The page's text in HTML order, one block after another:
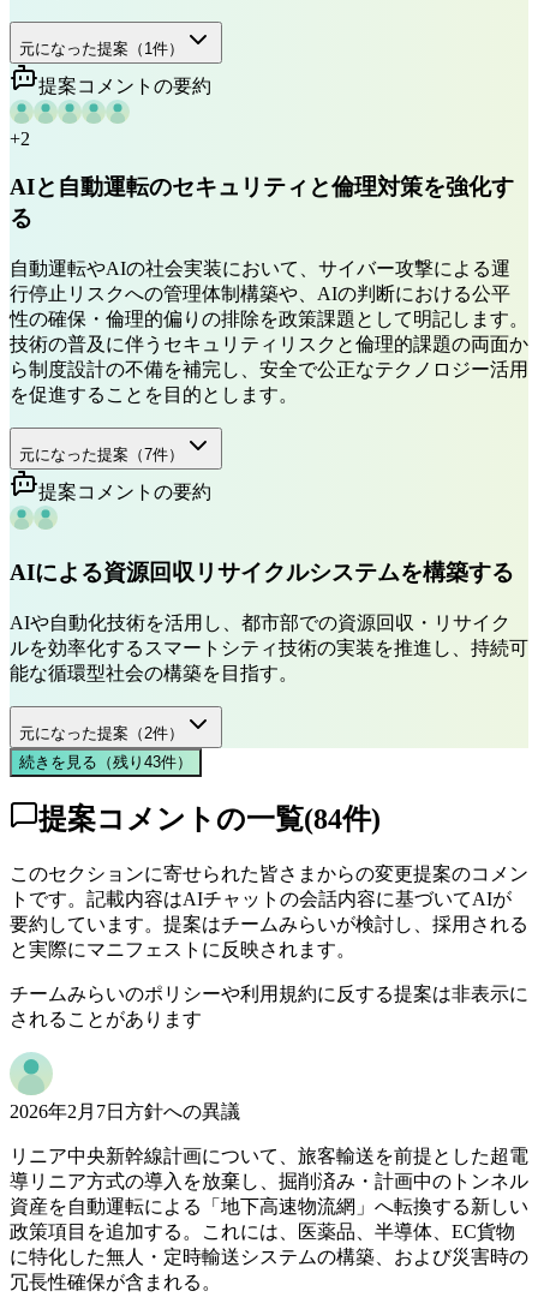
元になった提案（ 1件）
提案コメントの要約
+2
AIと自動運転のセキュリティと倫理対策を強化す
る
自動運転やAIの社会実装において、サイバー攻撃による運
行停止リスクへの管理体制構築や、AIの判断における公平
性の確保・倫理的偏りの排除を政策課題として明記します。
技術の普及に伴うセキュリティリスクと倫理的課題の両面か
ら制度設計の不備を補完し、安全で公正なテクノロジー活用
を促進することを目的とします。
元になった提案（7件）
提案コメントの要約
AIによる資源回収リサイクルシステムを構築する
AIや自動化技術を活用し、都市部での資源回収・リサイク
ルを効率化するスマートシティ技術の実装を推進し、持続可
能な循環型社会の構築を目指す。
元になった提案（ 2件）
続きを見る（残り 43件）
提案コメントの一覧(84件)
このセクションに寄せられた皆さまからの変更提案のコメン
トです。記載内容はAIチャットの会話内容に基づいてAIが
要約しています。提案はチームみらいが検討し、採用される
と実際にマニフェストに反映されます。
チームみらいのポリシーや利用規約に反する提案は非表示に
されることがあります
2026年2月7日 方針への異議
リニア中央新幹線計画について、旅客輸送を前提とした超電
導リニア方式の導入を放棄し、掘削済み・計画中のトンネル
資産を自動運転による「地下高速物流網」へ転換する新しい
政策項目を追加する。これには、医薬品、半導体、EC貨物
に特化した無人・定時輸送システムの構築、および災害時の
冗長性確保が含まれる。